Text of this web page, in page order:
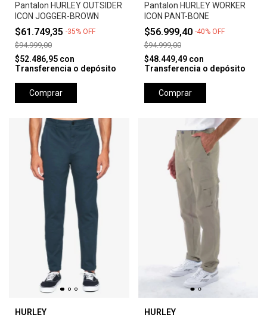
Pantalon HURLEY OUTSIDER
ICON JOGGER-BROWN
$61.749,35 -35% OFF
$94.999,00
$52.486,95 con
Transferencia o depósito
Comprar
Pantalon HURLEY WORKER
ICON PANT-BONE
$56.999,40 -40% OFF
$94.999,00
$48.449,49 con
Transferencia o depósito
Comprar
HURLEY
HURLEY